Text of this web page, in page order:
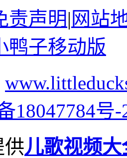
责声明| 网站
鸭子移动版
18047784号-
供儿歌视频大